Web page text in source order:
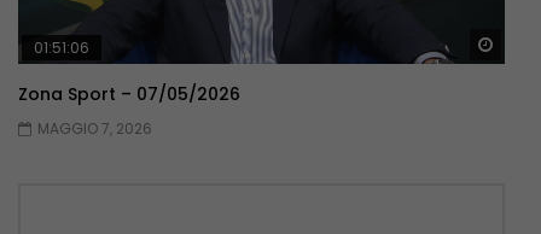
01:51:06
Zona Sport – 07/05/2026
MAGGIO 7, 2026